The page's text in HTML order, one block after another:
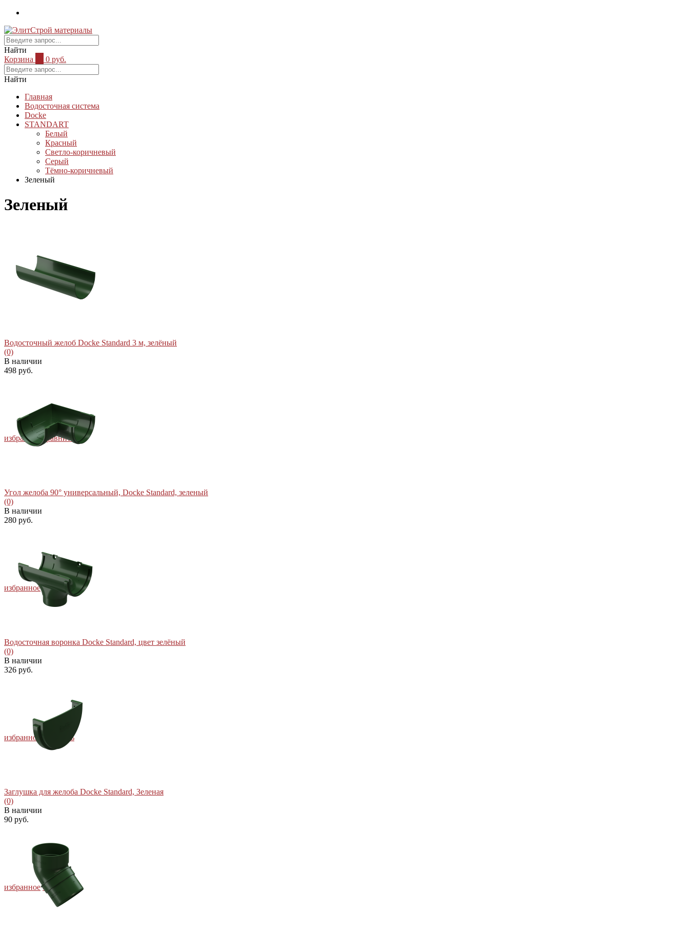
Найти
Корзина
0 руб.
Найти
Главная
Водосточная система
Docke
STANDART
Белый
Красный
Светло-коричневый
Серый
Тёмно-коричневый
Зеленый
Зеленый
избранное сравнить
Водосточный желоб Docke Standard 3 м, зелёный
(0)
В наличии
498 руб.
избранное сравнить
Угол желоба 90° универсальный, Docke Standard, зеленый
(0)
В наличии
280 руб.
избранное сравнить
Водосточная воронка Docke Standard, цвет зелёный
(0)
В наличии
326 руб.
избранное сравнить
Заглушка для желоба Docke Standard, Зеленая
(0)
В наличии
90 руб.